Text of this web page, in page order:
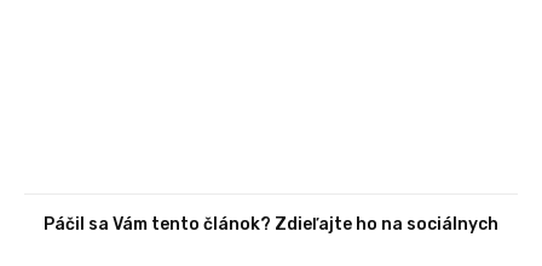
Páčil sa Vám tento článok? Zdieľajte ho na sociálnych